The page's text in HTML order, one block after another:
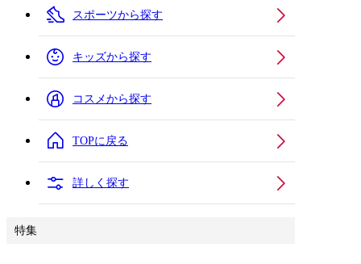
スポーツから探す
キッズから探す
コスメから探す
TOPに戻る
詳しく探す
特集